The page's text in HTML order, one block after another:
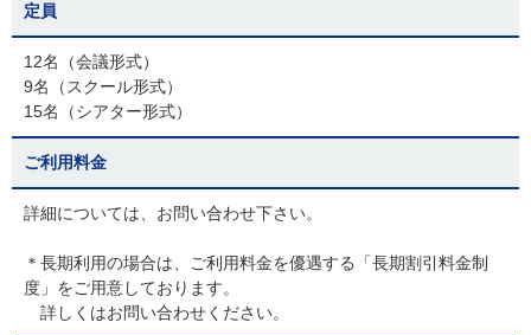
定員
12名（会議形式）
9名（スクール形式）
15名（シアター形式）
ご利用料金
詳細については、お問い合わせ下さい。
＊長期利用の場合は、ご利用料金を優遇する「長期割引料金制
度」をご用意しております。
詳しくはお問い合わせください。